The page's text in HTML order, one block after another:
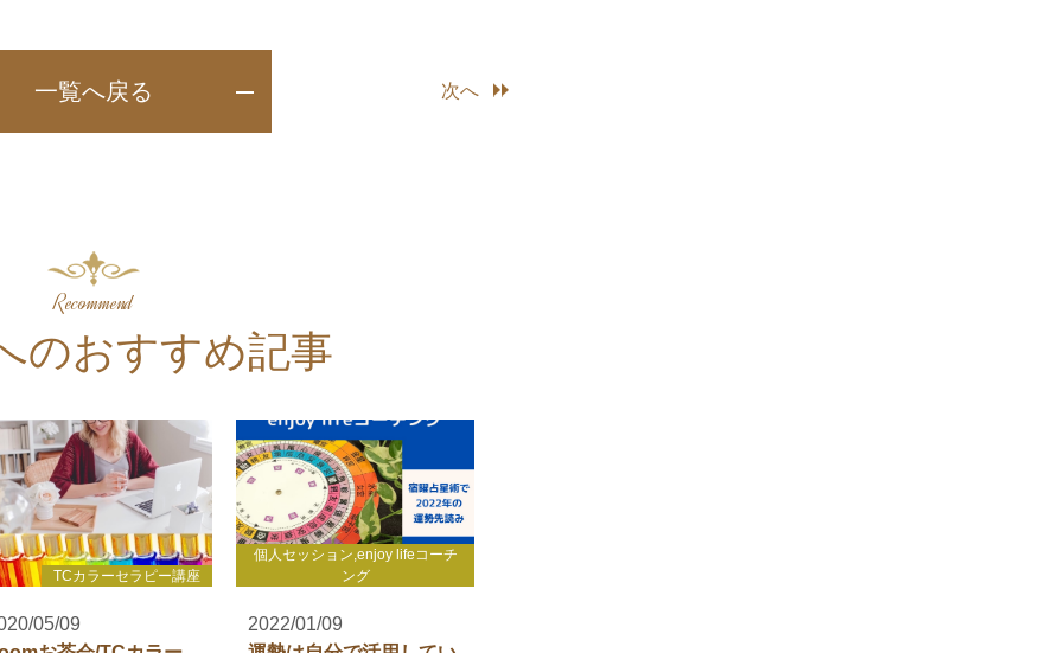
一覧へ戻る 次へ
Recommend
のおすすめ記事
TCカラーセラピー講座
05/09
個人セッション,enjoy lifeコーチ
ング
2022/01/09